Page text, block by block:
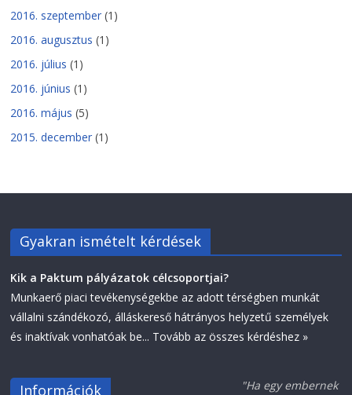
2016. szeptember (1)
2016. augusztus (1)
2016. július (1)
2016. június (1)
2016. május (5)
2015. december (1)
Gyakran ismételt kérdések
Kik a Paktum pályázatok célcsoportjai?
Munkaerő piaci tevékenységekbe az adott térségben munkát
vállalni szándékozó, álláskereső hátrányos helyzetű személyek
és inaktívak vonhatóak be... Tovább az összes kérdéshez »
Információk
"Ha egy embernek